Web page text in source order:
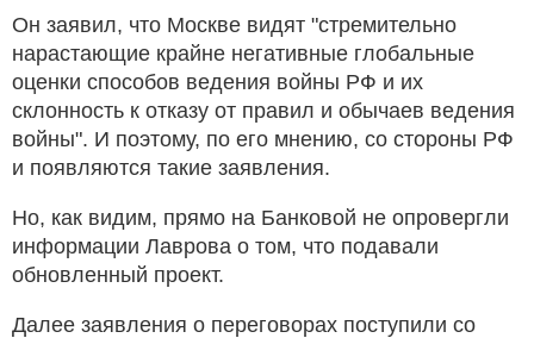
Он заявил, что Москве видят "стремительно
нарастающие крайне негативные глобальные
оценки способов ведения войны РФ и их
склонность к отказу от правил и обычаев ведения
войны". И поэтому, по его мнению, со стороны РФ
и появляются такие заявления.
Но, как видим, прямо на Банковой не опровергли
информации Лаврова о том, что подавали
обновленный проект.
Далее заявления о переговорах поступили со